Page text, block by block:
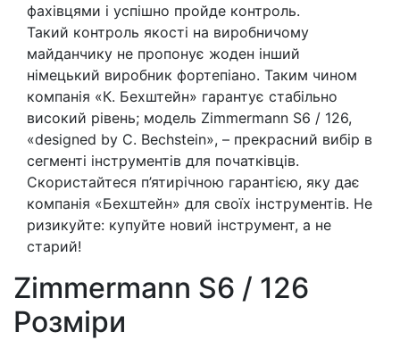
фахівцями і успішно пройде контроль.
Такий контроль якості на виробничому
майданчику не пропонує жоден інший
німецький виробник фортепіано. Таким чином
компанія «К. Бехштейн» гарантує стабільно
високий рівень; модель Zimmermann S6 / 126,
«designed by C. Bechstein», – прекрасний вибір в
сегменті інструментів для початківців.
Скористайтеся п’ятирічною гарантією, яку дає
компанія «Бехштейн» для своїх інструментів. Не
ризикуйте: купуйте новий інструмент, а не
старий!
Zimmermann S6 / 126
Розміри